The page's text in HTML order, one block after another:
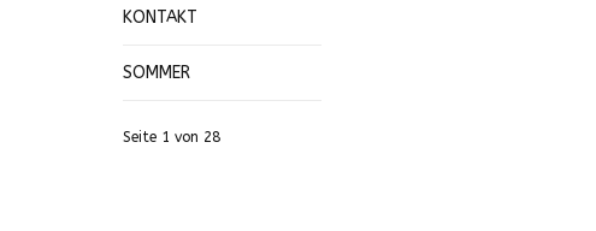
KONTAKT
SOMMER
Seite 1 von 28